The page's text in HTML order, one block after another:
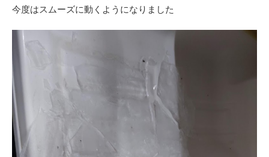
今度はスムーズに動くようになりました